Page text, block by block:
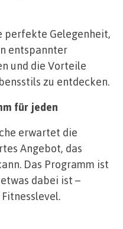
perfekte Gelegenheit,
entspannter
und die Vorteile
zu entdecken.
für jeden
erwartet die
Angebot, das
Das Programm ist
dabei ist –